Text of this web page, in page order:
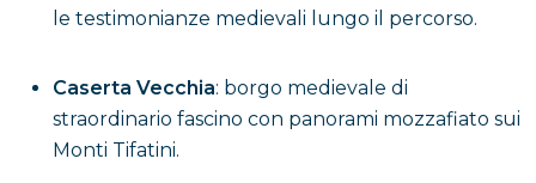
le testimonianze medievali lungo il percorso.
Caserta Vecchia: borgo medievale di
straordinario fascino con panorami mozzafiato sui
Monti Tifatini.